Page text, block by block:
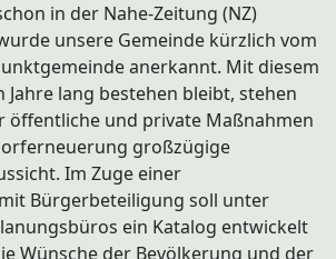
in der Nahe-Zeitung (NZ)
unsere Gemeinde kürzlich vom
anerkannt. Mit diesem
Jahre lang bestehen bleibt, stehen
öffentliche und private Maßnahmen
großzügige
Im Zuge einer
Bürgerbeteiligung soll unter
ein Katalog entwickelt
Wünsche der Bevölkerung und der